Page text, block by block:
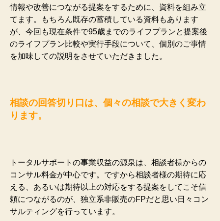
情報や改善につながる提案をするために、資料を組み立
てます。もちろん既存の蓄積している資料もあります
が、今回も現在条件で95歳までのライフプランと提案後
のライフプラン比較や実行手段について、個別のご事情
を加味しての説明をさせていただきました。
相談の回答切り口は、個々の相談で大きく変わ
ります。
トータルサポートの事業収益の源泉は、相談者様からの
コンサル料金が中心です。ですから相談者様の期待に応
える、あるいは期待以上の対応をする提案をしてこそ信
頼につながるのが、独立系非販売のFPだと思い日々コン
サルティングを行っています。